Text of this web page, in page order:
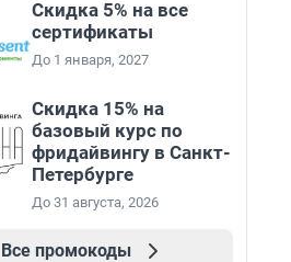
Скидка 5% на все
сертификаты
До 1 января, 2027
Скидка 15% на
базовый курс по
фридайвингу в Санкт-
Петербурге
До 31 августа, 2026
Все промокоды